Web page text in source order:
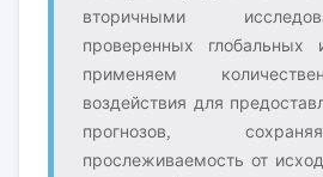
вторичными
проверенных глобальных
применяем
воздействия для
прогнозов,
прослеживаемость от